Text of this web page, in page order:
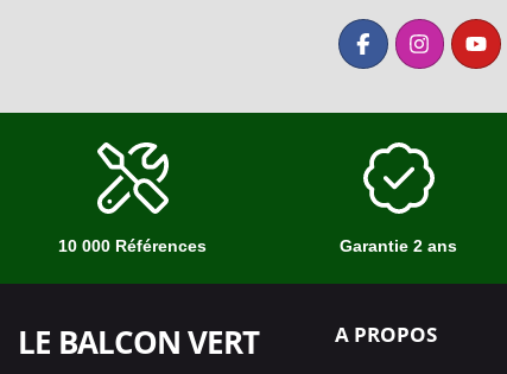
10 000 Références Garantie 2 ans
LE BALCON VERT A PROPOS